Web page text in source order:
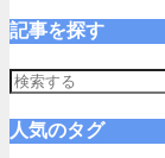
記事を探す
人気のタグ